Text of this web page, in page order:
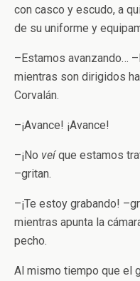
con casco y escudo, a
de su uniforme y
–Estamos avanzando…
mientras son dirigidos
Corvalán.
–¡Avance! ¡Avance!
–¡No veíque estamos
–gritan.
–¡Te estoy grabando!
mientras apunta la
pecho.
Al mismo tiempo que el